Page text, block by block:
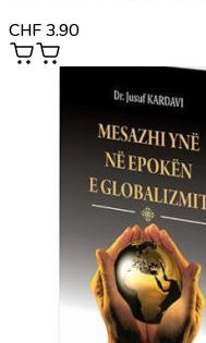
CHF 3.90